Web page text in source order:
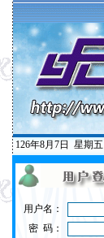
126年8月7日 星期五
用户名：
密 码：